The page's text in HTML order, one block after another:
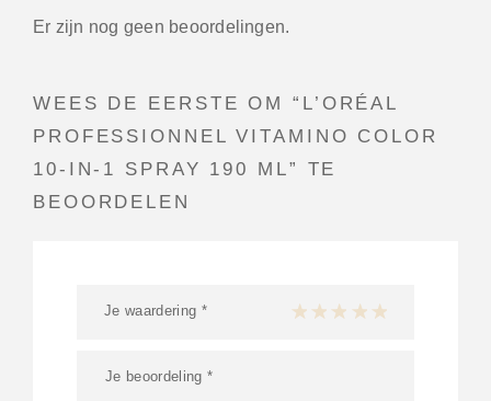
Er zijn nog geen beoordelingen.
WEES DE EERSTE OM “L’ORÉAL
PROFESSIONNEL VITAMINO COLOR
10-IN-1 SPRAY 190 ML” TE
BEOORDELEN
Je waardering * 1 van de 5 sterren
2 van de 5 sterren
3 van de 5 sterren
4 van de 5 sterren